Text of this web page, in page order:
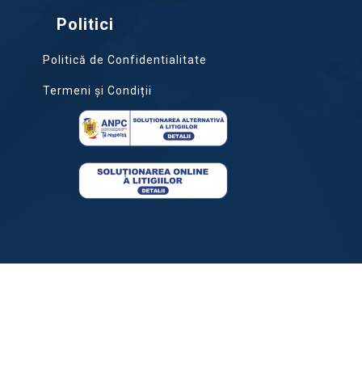
Politici
Politică de Confidentialitate
Termeni și Condiții